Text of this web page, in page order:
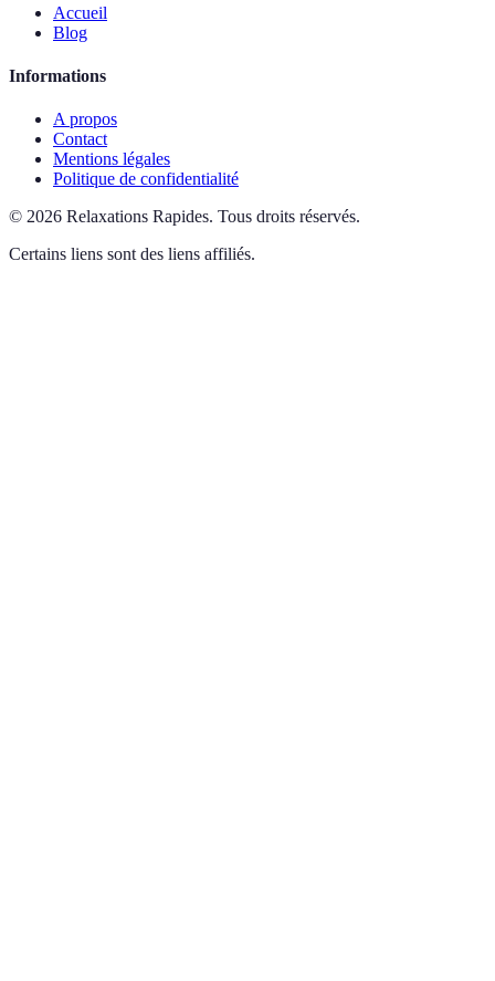
Accueil
Blog
Informations
A propos
Contact
Mentions légales
Politique de confidentialité
© 2026 Relaxations Rapides. Tous droits réservés.
Certains liens sont des liens affiliés.